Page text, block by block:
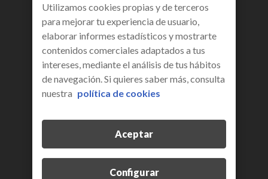
derechos de protección de
datos
Utilizamos cookies propias y de terceros
para mejorar tu experiencia de usuario,
elaborar informes estadísticos y mostrarte
contenidos comerciales adaptados a tus
intereses, mediante el análisis de tus hábitos
de navegación. Si quieres saber más, consulta
nuestra política de cookies
Configurar
Aceptar